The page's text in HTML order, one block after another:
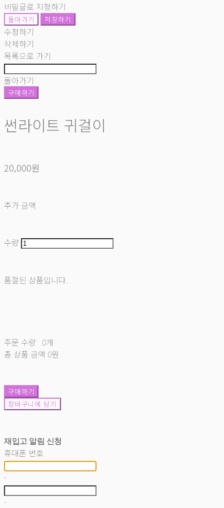
비밀글로 지정하기
돌아가기 저장하기
수정하기
삭제하기
목록으로 가기
돌아가기
구매하기
썬라이트 귀걸이
20,000원
추가 금액
수량
품절된 상품입니다.
주문 수량 0개
총 상품 금액 0원
구매하기
장바구니에 담기
재입고 알림 신청
휴대폰 번호
-
-